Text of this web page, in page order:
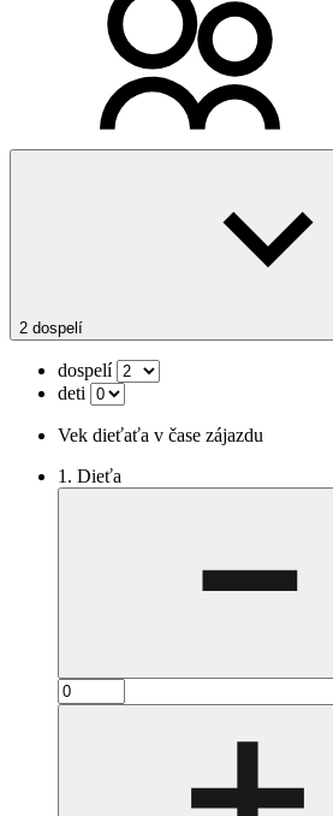
2 dospelí
dospelí
deti
Vek dieťaťa v čase zájazdu
1. Dieťa